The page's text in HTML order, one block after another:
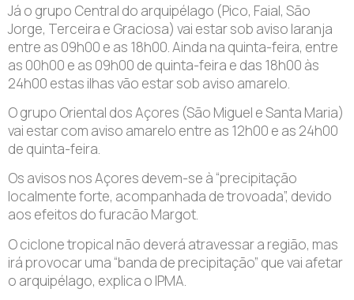
Já o grupo Central do arquipélago (Pico, Faial, São
Jorge, Terceira e Graciosa) vai estar sob aviso laranja
entre as 09h00 e as 18h00. Ainda na quinta-feira, entre
as 00h00 e as 09h00 de quinta-feira e das 18h00 às
24h00 estas ilhas vão estar sob aviso amarelo.
O grupo Oriental dos Açores (São Miguel e Santa Maria)
vai estar com aviso amarelo entre as 12h00 e as 24h00
de quinta-feira.
Os avisos nos Açores devem-se à “precipitação
localmente forte, acompanhada de trovoada”, devido
aos efeitos do furacão Margot.
O ciclone tropical não deverá atravessar a região, mas
irá provocar uma “banda de precipitação” que vai afetar
o arquipélago, explica o IPMA.